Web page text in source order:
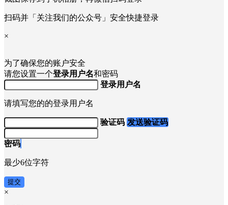
扫码并「关注我们的公众号」安全快捷登录
×
为了确保您的账户安全
请您设置一个登录用户名和密码
登录用户名
请填写您的的登录用户名
验证码 发送验证码
密码
最少6位字符
提交
×